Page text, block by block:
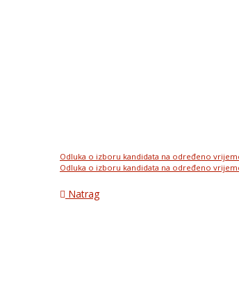
Odluka o izboru kandidata na određeno
Odluka o izboru kandidata na određeno
Natrag